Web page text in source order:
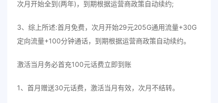
次月开始全到(两年)，到期根据运营商政策自动续约;
3、综上所述:首月免费，次月开始29元205G通用流量+30G
定向流量+100分钟通话，到期根据运营商政策自动续约。
激活当月务必首充100元话费立即到账
1、首月赠送30元话费，激活当月有效，次月不结转。